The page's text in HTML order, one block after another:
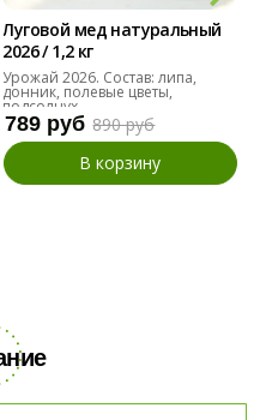
Луговой мед натуральный
2026 / 1,2 кг
Урожай 2026. Состав: липа,
донник, полевые цветы,
подсолнух
789 руб 890 руб
В корзину